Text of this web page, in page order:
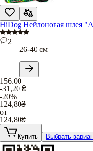
HiDog Нейлоновая шлея
2
26-40 см
156,00
-31,20 ₴
-20%
124,80₴
от
124,80₴
Купить Выбрать